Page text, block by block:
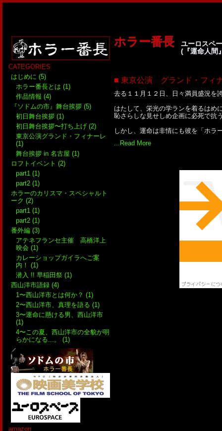
ホラー番長
ユーロスペ
(『運命人間
■ 東京公演 グランド・フィ
去る１１月１２日、日々満員盛況を
はたして、栄光の学ランを着るはめ
恥さらしな見せしめ企画に必死で抗
しかし、運命は非情にも彼を「ホラ
...Read More
CATEGORIES
はじめに (5)
ホラー番長とは (1)
作品情報 (4)
『ソドムの市』舞台挨拶 (5)
初日舞台挨拶 (1)
初日舞台挨拶〜打ち上げ (2)
東京公演グランド・フィナーレ
(1)
舞台挨拶 in 名古屋 (1)
ロフトイベント (2)
part1 (1)
part2 (1)
ホラーのカリスマ・スペシャルト
ーク (2)
part1 (1)
part2 (1)
番外編 (3)
アテネフランセ主催 高橋洋上
映会 (1)
カレーショップガイラへご案
内！ (1)
潜入 !! 早稲田祭 (1)
西山洋市語録 (4)
1〜西山洋市とは何か？ (1)
2〜西山洋市、真理を語る (1)
3〜運命に懸ける男、西山洋市
(1)
4〜この夏、西山洋市の全貌が明
らかになる...。 (1)
amazon